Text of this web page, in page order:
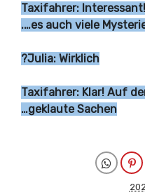
Taxifahrer:
es auch viele
Julia: Wirklich?
Taxifahrer: Klar! Auf
geklaute Sachen…